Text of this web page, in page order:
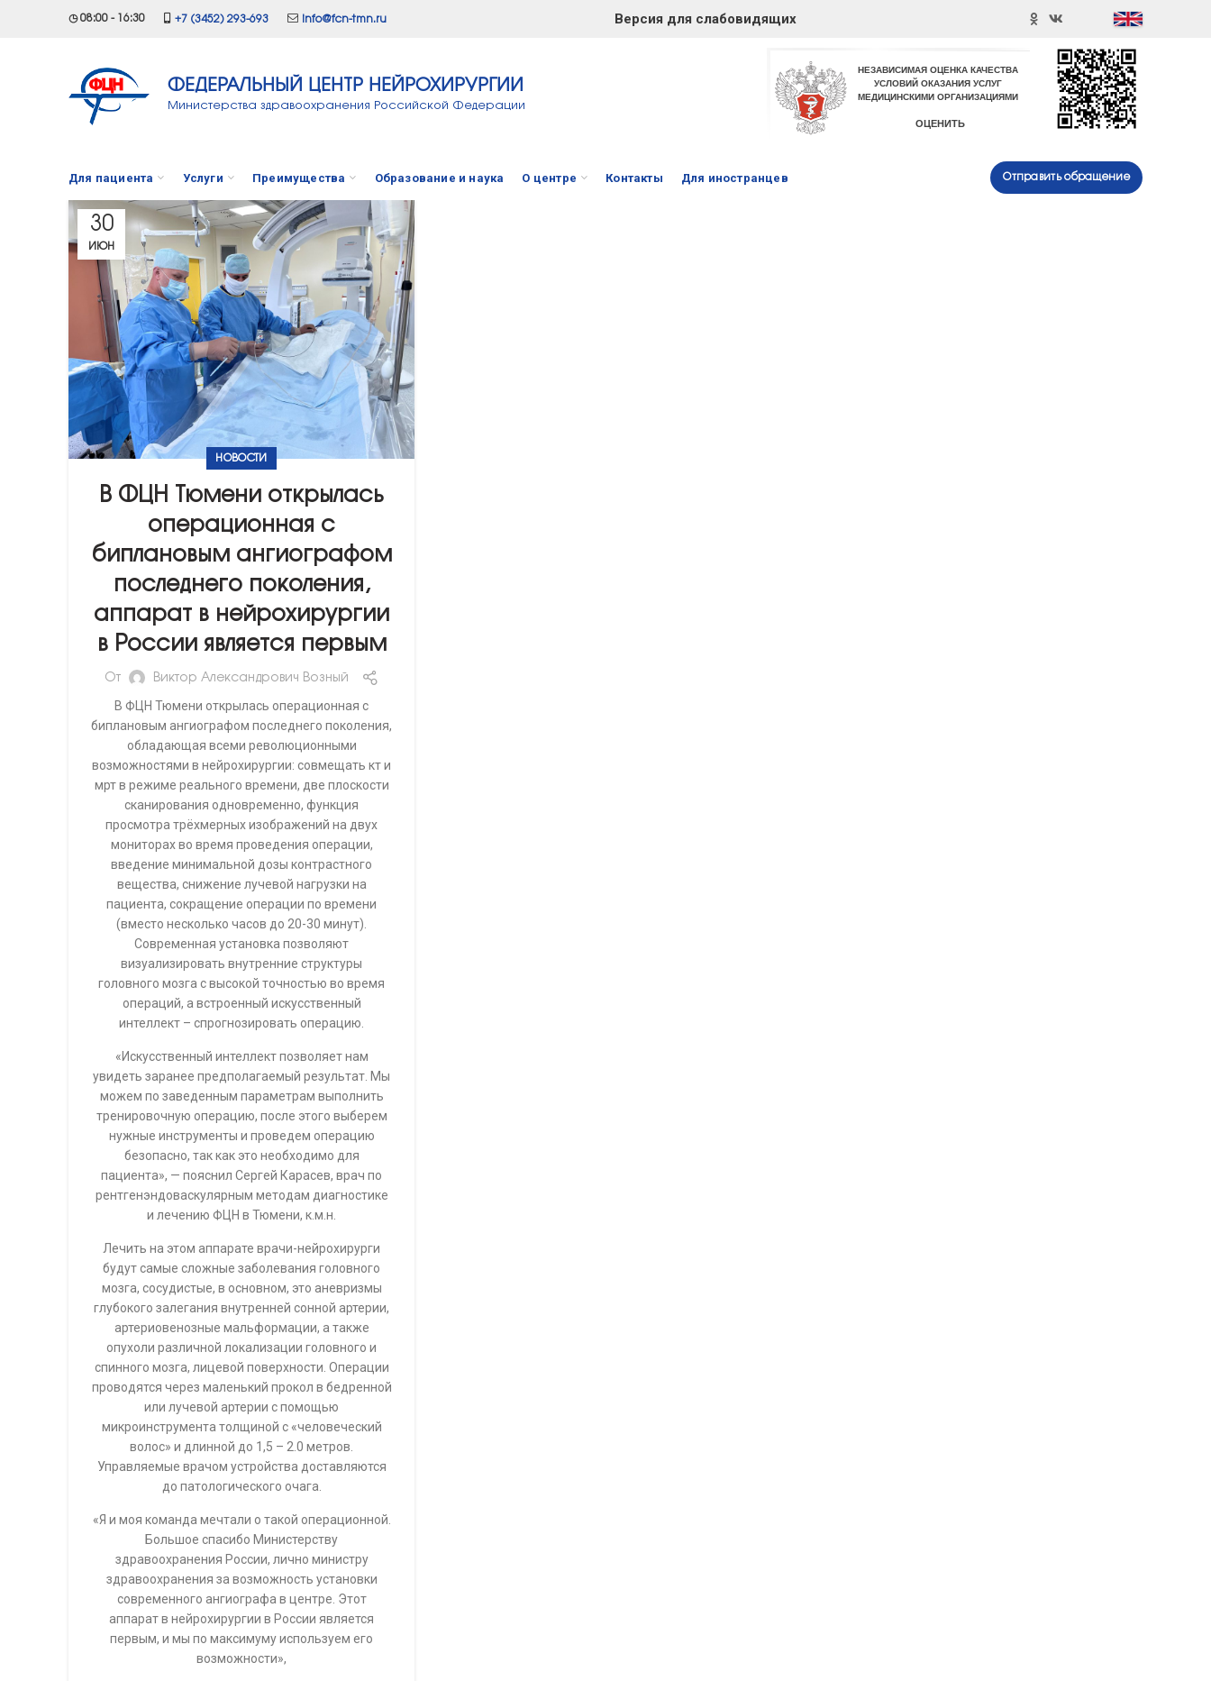
◷ 08:00 - 16:30 +7 (3452) 293-693 info@fcn-tmn.ru Версия для слабовидящих
ФЕДЕРАЛЬНЫЙ ЦЕНТР НЕЙРОХИРУРГИИ
Министерства здравоохранения Российской Федерации
Для пациента Услуги Преимущества Образование и наука О центре Контакты Для иностранцев Отправить обращение
30
ИЮН
НОВОСТИ
В ФЦН Тюмени открылась
операционная с
биплановым ангиографом
последнего поколения,
аппарат в нейрохирургии
в России является первым
От Виктор Александрович Возный
В ФЦН Тюмени открылась операционная с
биплановым ангиографом последнего поколения,
обладающая всеми революционными
возможностями в нейрохирургии: совмещать кт и
мрт в режиме реального времени, две плоскости
сканирования одновременно, функция
просмотра трёхмерных изображений на двух
мониторах во время проведения операции,
введение минимальной дозы контрастного
вещества, снижение лучевой нагрузки на
пациента, сокращение операции по времени
(вместо несколько часов до 20-30 минут).
Современная установка позволяют
визуализировать внутренние структуры
головного мозга с высокой точностью во время
операций, а встроенный искусственный
интеллект – спрогнозировать операцию.
«Искусственный интеллект позволяет нам
увидеть заранее предполагаемый результат. Мы
можем по заведенным параметрам выполнить
тренировочную операцию, после этого выберем
нужные инструменты и проведем операцию
безопасно, так как это необходимо для
пациента», — пояснил Сергей Карасев, врач по
рентгенэндоваскулярным методам диагностике
и лечению ФЦН в Тюмени, к.м.н.
Лечить на этом аппарате врачи-нейрохирурги
будут самые сложные заболевания головного
мозга, сосудистые, в основном, это аневризмы
глубокого залегания внутренней сонной артерии,
артериовенозные мальформации, а также
опухоли различной локализации головного и
спинного мозга, лицевой поверхности. Операции
проводятся через маленький прокол в бедренной
или лучевой артерии с помощью
микроинструмента толщиной с «человеческий
волос» и длинной до 1,5 – 2.0 метров.
Управляемые врачом устройства доставляются
до патологического очага.
«Я и моя команда мечтали о такой операционной.
Большое спасибо Министерству
здравоохранения России, лично министру
здравоохранения за возможность установки
современного ангиографа в центре. Этот
аппарат в нейрохирургии в России является
первым, и мы по максимуму используем его
возможности»,